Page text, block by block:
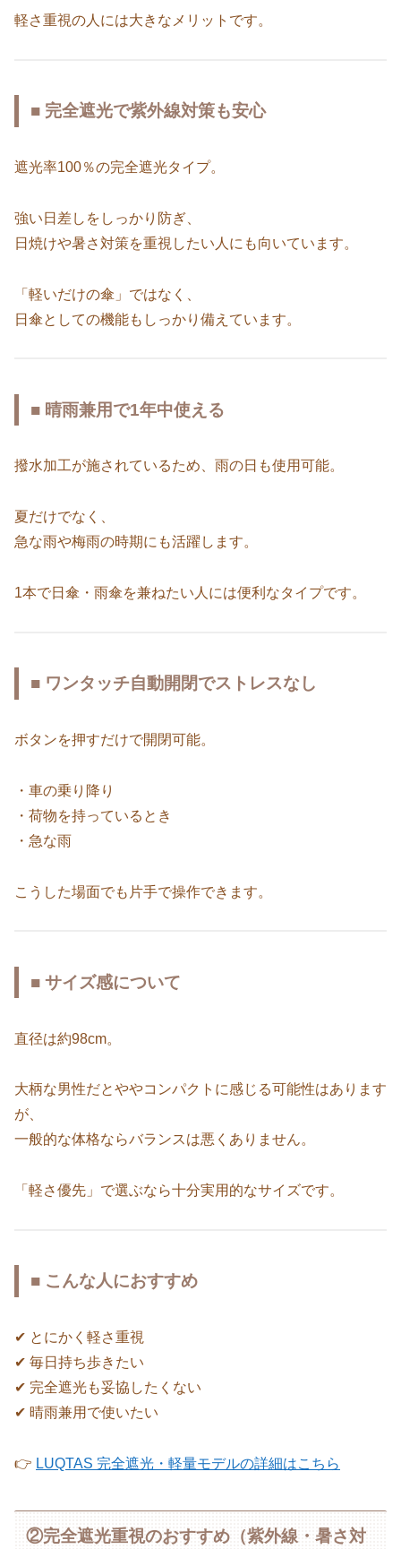
軽さ重視の人には大きなメリットです。
■ 完全遮光で紫外線対策も安心
遮光率100％の完全遮光タイプ。
強い日差しをしっかり防ぎ、
日焼けや暑さ対策を重視したい人にも向いています。
「軽いだけの傘」ではなく、
日傘としての機能もしっかり備えています。
■ 晴雨兼用で1年中使える
撥水加工が施されているため、雨の日も使用可能。
夏だけでなく、
急な雨や梅雨の時期にも活躍します。
1本で日傘・雨傘を兼ねたい人には便利なタイプです。
■ ワンタッチ自動開閉でストレスなし
ボタンを押すだけで開閉可能。
・車の乗り降り
・荷物を持っているとき
・急な雨
こうした場面でも片手で操作できます。
■ サイズ感について
直径は約98cm。
大柄な男性だとややコンパクトに感じる可能性はあります
が、
一般的な体格ならバランスは悪くありません。
「軽さ優先」で選ぶなら十分実用的なサイズです。
■ こんな人におすすめ
✔ とにかく軽さ重視
✔ 毎日持ち歩きたい
✔ 完全遮光も妥協したくない
✔ 晴雨兼用で使いたい
👉 LUQTAS 完全遮光・軽量モデルの詳細はこちら
②完全遮光重視のおすすめ（紫外線・暑さ対